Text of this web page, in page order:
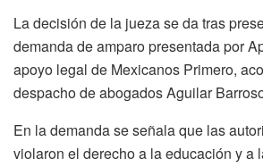
La decisión de la jueza se da tras
demanda de amparo presentada por
apoyo legal de Mexicanos Primero,
despacho de abogados Aguilar
En la demanda se señala que las
violaron el derecho a la educación y a